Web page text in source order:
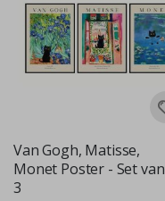
Van Gogh, Matisse,
Monet Poster - Set van
3